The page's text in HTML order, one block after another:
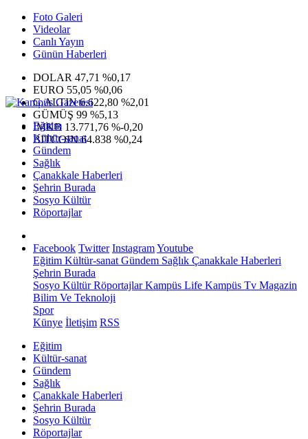
Foto Galeri
Videolar
Canlı Yayın
Günün Haberleri
DOLAR 47,71 %0,17
EURO 55,05 %0,06
G.ALTIN6.622,80 %2,01
GÜMÜŞ 99 %5,13
IMKB 13.771,76 %-0,20
BITCOIN64.838 %0,24
Eğitim
Kültür-sanat
Gündem
Sağlık
Çanakkale Haberleri
Şehrin Burada
Sosyo Kültür
Röportajlar
Facebook Twitter InstagramYoutube
Eğitim Kültür-sanat Gündem Sağlık Çanakkale Haberleri
Şehrin Burada
Sosyo KültürRöportajlarKampüs Life Kampüs Tv Magazin
Bilim Ve Teknoloji
Spor
Künye İletişim RSS
Eğitim
Kültür-sanat
Gündem
Sağlık
Çanakkale Haberleri
Şehrin Burada
Sosyo Kültür
Röportajlar